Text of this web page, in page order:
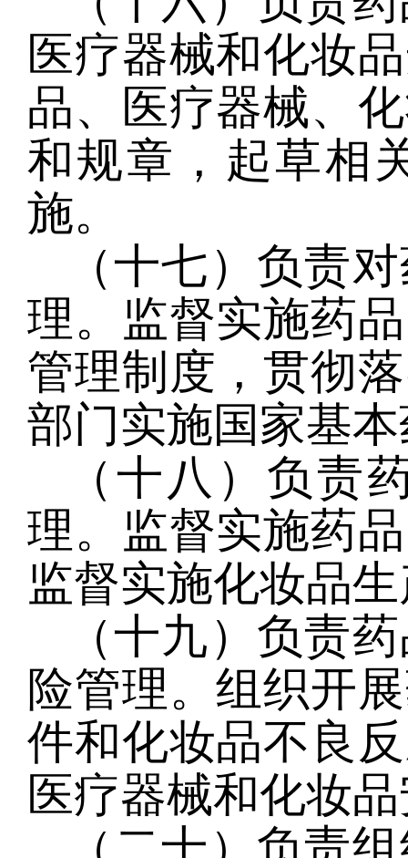
医疗器械和化妆
品、医疗器械、
和规章，起草相
施。
（十七）负责
理。监督实施药
管理制度，贯彻
部门实施国家基
（十八）负责
理。监督实施药
监督实施化妆品
（十九）负责
险管理。组织开
件和化妆品不良
医疗器械和化妆